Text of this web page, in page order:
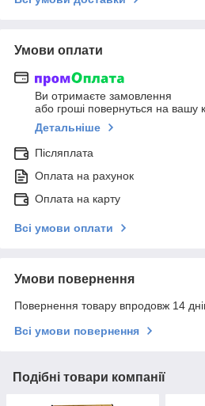
Умови оплати
Ви отримаєте замовлення
або гроші повернуться на вашу
Детальніше
Післяплата
Оплата на рахунок
Оплата на карту
Всі умови оплати
Умови повернення
Повернення товару впродовж 14
Всі умови повернення
Подібні товари компанії